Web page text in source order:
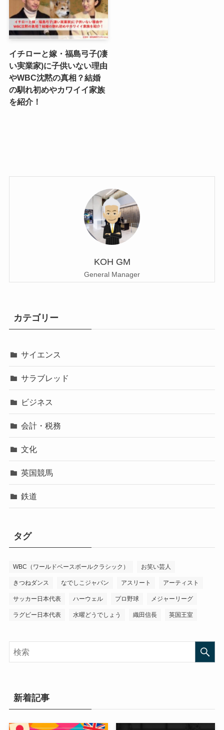
イチローと嫁・福島弓子(凄
い実業家)に子供いない理由
やWBC沈黙の真相？結婚
の馴れ初めやカワイイ家族
を紹介！
KOH GM
General Manager
カテゴリー
サイエンス
サラブレッド
ビジネス
会計・税務
文化
英国競馬
鉄道
タグ
WBC（ワールドベースボールクラシック） お笑い芸人
きつねダンス なでしこジャパン アスリート アーティスト
サッカー日本代表 ハーウェル プロ野球 メジャーリーグ
ラグビー日本代表 水曜どうでしょう 織田信長 英国王室
新着記事